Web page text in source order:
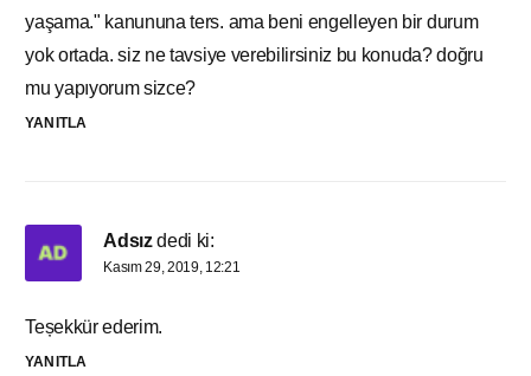
yaşama." kanununa ters. ama beni engelleyen bir durum
yok ortada. siz ne tavsiye verebilirsiniz bu konuda? doğru
mu yapıyorum sizce?
YANITLA
Adsız dedi ki:
Kasım 29, 2019, 12:21
Teșekkür ederim.
YANITLA